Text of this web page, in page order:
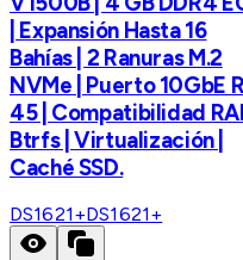
| Expansión Hasta 16
Bahías | 2 Ranuras M.2
NVMe | Puerto 10GbE
45 | Compatibilidad
Btrfs | Virtualización |
Caché SSD.
DS1621+DS1621+